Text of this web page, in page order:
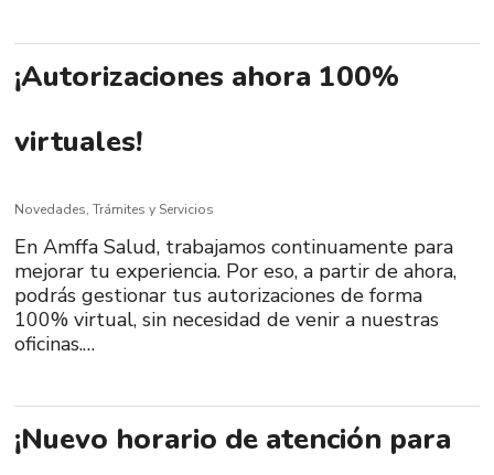
¡Autorizaciones ahora 100%
virtuales!
Novedades,Trámites y Servicios
En Amffa Salud, trabajamos continuamente para
mejorar tu experiencia. Por eso, a partir de ahora,
podrás gestionar tus autorizaciones de forma
100% virtual, sin necesidad de venir a nuestras
oficinas.…
¡Nuevo horario de atención para